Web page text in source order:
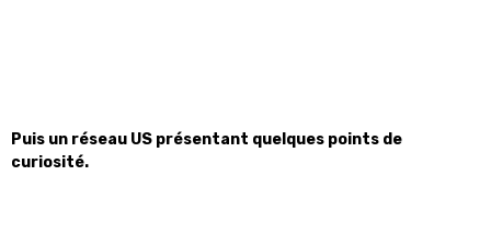
Puis un réseau US présentant quelques points de
curiosité.